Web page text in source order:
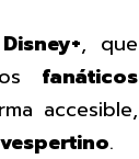
, que
fanáticos
accesible,
.